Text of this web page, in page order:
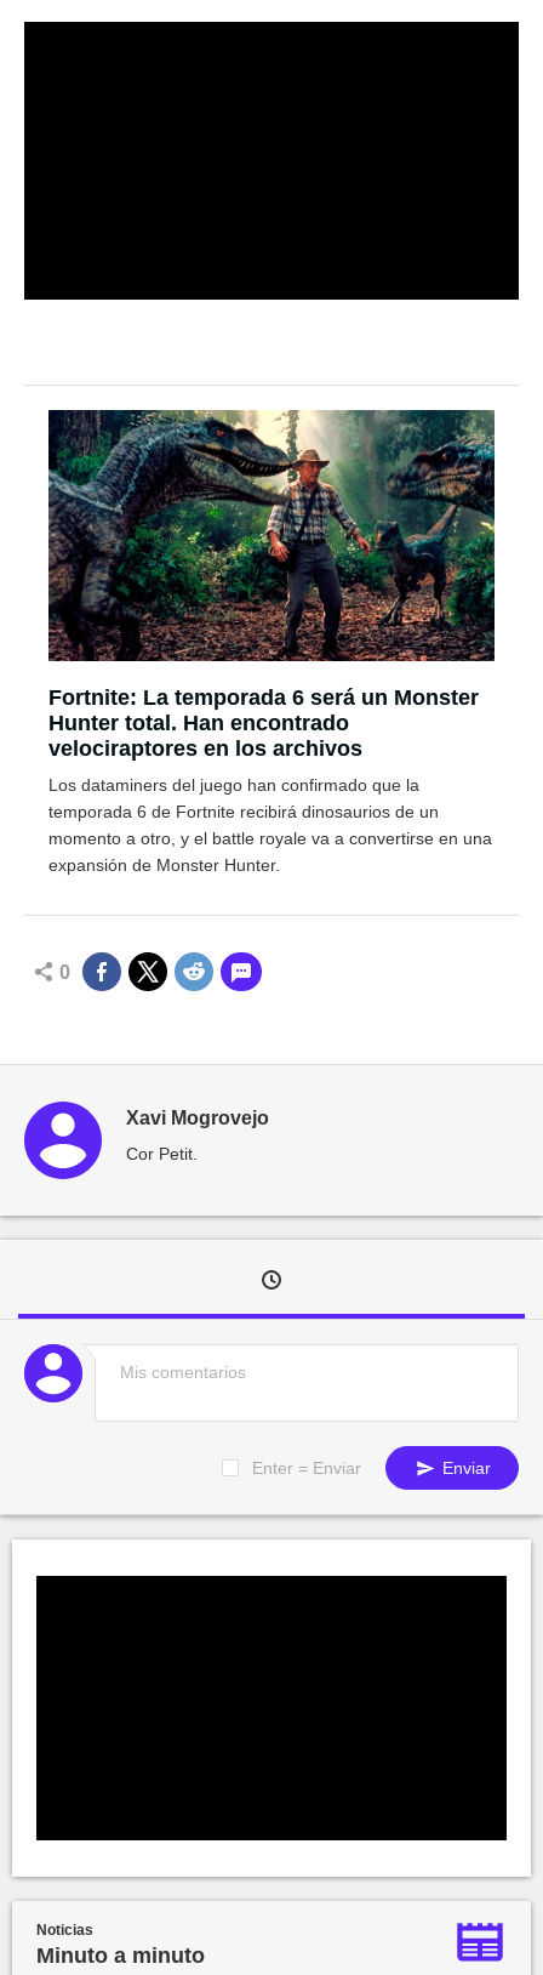
Fortnite: La temporada 6 será un Monster
Hunter total. Han encontrado
velociraptores en los archivos
Los dataminers del juego han confirmado que la
temporada 6 de Fortnite recibirá dinosaurios de un
momento a otro, y el battle royale va a convertirse en una
expansión de Monster Hunter.
0
Xavi Mogrovejo
Cor Petit.
Enter = Enviar Enviar
Noticias
Minuto a minuto